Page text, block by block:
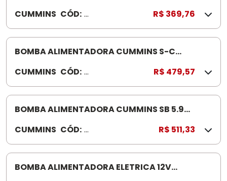
6
9
CUMMINS CÓD: 4
9
8
3
8
4
R$ 369,76
BOMBA ALIMENTADORA CUMMINS S-C
CUMMINS CÓD: 4
9
8
8
4
7
R$ 479,57
BOMBA ALIMENTADORA CUMMINS SB 5.9
CUMMINS CÓD: 4
9
8
8
R$ 511,33
BOMBA ALIMENTADORA ELETRICA 12V